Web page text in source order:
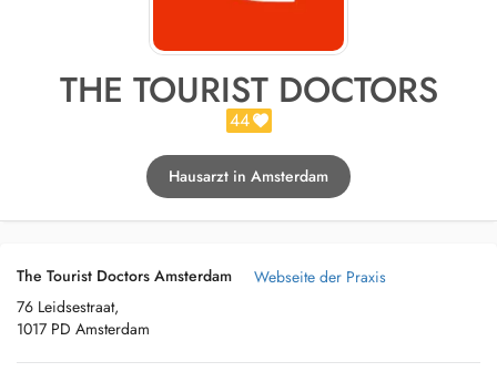
THE TOURIST DOCTORS
44
Hausarzt in Amsterdam
The Tourist Doctors Amsterdam
76 Leidsestraat,
1017 PD Amsterdam
Webseite der Praxis